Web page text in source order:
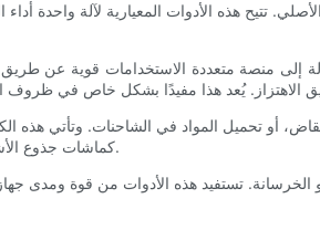
تتيح هذه الأدوات المعيارية لآلة واحدة
منصة متعددة الاستخدامات قوية عن
أو تحميل المواد في الشاحنات. وتأتي
كماشات جذوع الأشجار، وكل منها مُصمّم لأنواع مُحدّدة من المواد أو البيئات.
الخرسانة. تستفيد هذه الأدوات من قوة ومدى